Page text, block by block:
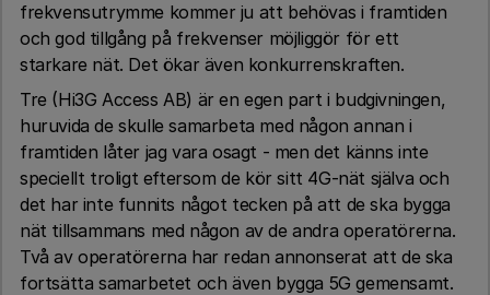
frekvensutrymme kommer ju att behövas i framtiden
och god tillgång på frekvenser möjliggör för ett
starkare nät. Det ökar även konkurrenskraften.
Tre (Hi3G Access AB) är en egen part i budgivningen,
huruvida de skulle samarbeta med någon annan i
framtiden låter jag vara osagt - men det känns inte
speciellt troligt eftersom de kör sitt 4G-nät själva och
det har inte funnits något tecken på att de ska bygga
nät tillsammans med någon av de andra operatörerna.
Två av operatörerna har redan annonserat att de ska
fortsätta samarbetet och även bygga 5G gemensamt.